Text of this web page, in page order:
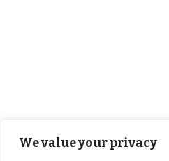
We value your privacy